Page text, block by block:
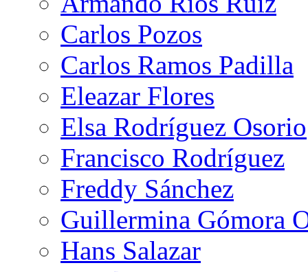
Carlos Pozos
Carlos Ramos Padilla
Eleazar Flores
Elsa Rodríguez Osorio
Francisco Rodríguez
Freddy Sánchez
Guillermina Gómora
Hans Salazar